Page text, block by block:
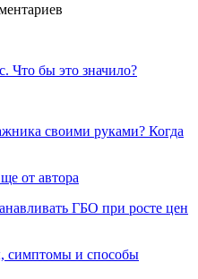
Что бы это значило?
своими руками? Когда
от автора
ГБО при росте цен
симптомы и способы